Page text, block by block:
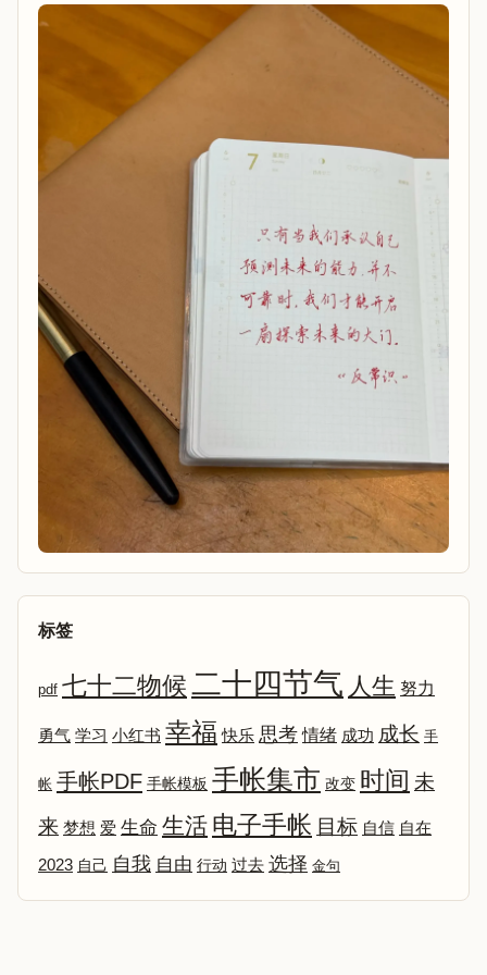
标签
pdf 七十二物候二十四节气 人生 努力
勇气 学习 小红书 幸福 快乐 思考 情绪 成功 成长 手
帐 手帐PDF 手帐模板 手帐集市 改变 时间 未
来 梦想 爱 生命 生活 电子手帐 目标 自信 自在
2023 自己 自我 自由 行动 过去 选择 金句